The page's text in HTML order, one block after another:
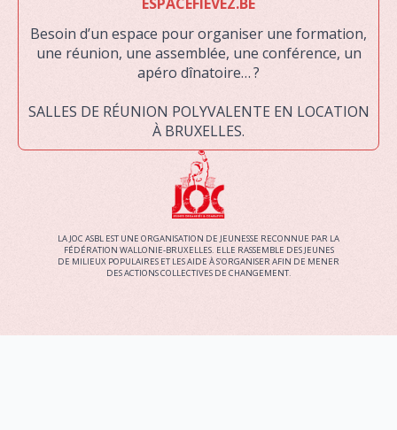
LA JOC ASBL EST UNE ORGANISATION DE JEUNESSE RECONNUE PAR LA
FÉDÉRATION WALLONIE-BRUXELLES. ELLE RASSEMBLE DES JEUNES
DE MILIEUX POPULAIRES ET LES AIDE À S’ORGANISER AFIN DE MENER
DES ACTIONS COLLECTIVES DE CHANGEMENT.
Besoin d’un espace pour organiser une formation,
une réunion, une assemblée, une conférence, un
apéro dînatoire… ?
SALLES DE RÉUNION POLYVALENTE EN LOCATION
À BRUXELLES.